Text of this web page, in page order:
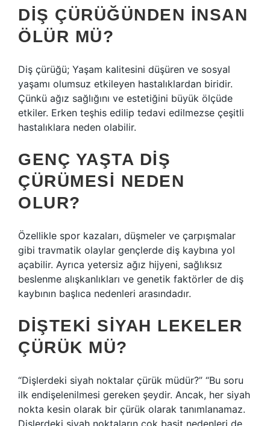
DIŞ ÇÜRÜĞÜNDEN INSAN
ÖLÜR MÜ?
Diş çürüğü; Yaşam kalitesini düşüren ve sosyal
yaşamı olumsuz etkileyen hastalıklardan biridir.
Çünkü ağız sağlığını ve estetiğini büyük ölçüde
etkiler. Erken teşhis edilip tedavi edilmezse çeşitli
hastalıklara neden olabilir.
GENÇ YAŞTA DIŞ
ÇÜRÜMESI NEDEN
OLUR?
Özellikle spor kazaları, düşmeler ve çarpışmalar
gibi travmatik olaylar gençlerde diş kaybına yol
açabilir. Ayrıca yetersiz ağız hijyeni, sağlıksız
beslenme alışkanlıkları ve genetik faktörler de diş
kaybının başlıca nedenleri arasındadır.
DIŞTEKI SIYAH LEKELER
ÇÜRÜK MÜ?
“Dişlerdeki siyah noktalar çürük müdür?” “Bu soru
ilk endişelenilmesi gereken şeydir. Ancak, her siyah
nokta kesin olarak bir çürük olarak tanımlanamaz.
Dişlerdeki siyah noktaların çok basit nedenleri de